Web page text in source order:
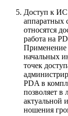
Доступ к ИС
аппаратных
относятся
работа на
Применение
начальных
точек
PDA в
позволяет в
актуальной
ношения